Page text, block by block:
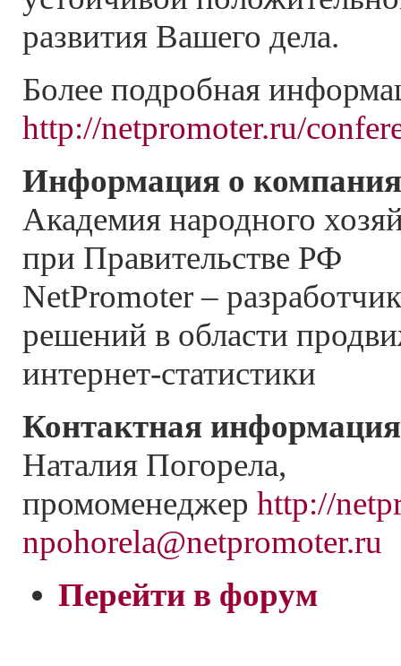
развития Вашего дела.
Более подробная
http://netpromoter.ru/
Информация о
Академия народного
при Правительстве РФ
NetPromoter –
решений в области
интернет-статистики
Контактная
Наталия Погорела,
промоменеджер http://
npohorela@netpromoter.ru
Перейти в форум